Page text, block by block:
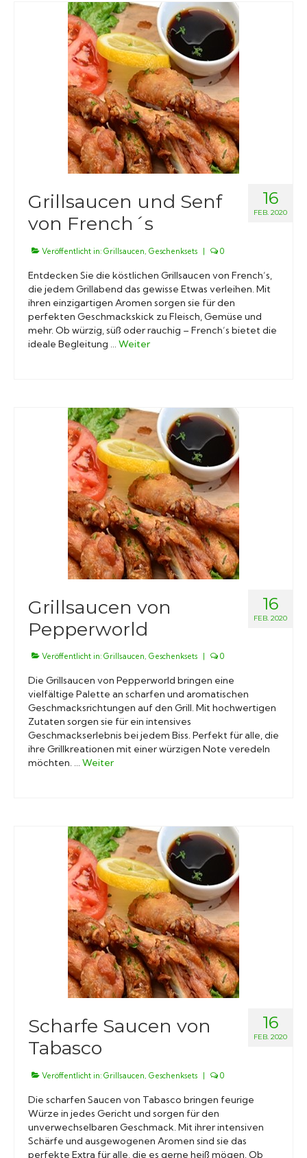
16
FEB. 2020
Grillsaucen und Senf
von French´s
Veröffentlicht in: Grillsaucen, Geschenksets | 0
Entdecken Sie die köstlichen Grillsaucen von French’s,
die jedem Grillabend das gewisse Etwas verleihen. Mit
ihren einzigartigen Aromen sorgen sie für den
perfekten Geschmackskick zu Fleisch, Gemüse und
mehr. Ob würzig, süß oder rauchig – French’s bietet die
ideale Begleitung … Weiter
16
FEB. 2020
Grillsaucen von
Pepperworld
Veröffentlicht in: Grillsaucen, Geschenksets 0
Die Grillsaucen von Pepperworld bringen eine
vielfältige Palette an scharfen und aromatischen
Geschmacksrichtungen auf den Grill. Mit hochwertigen
Zutaten sorgen sie für ein intensives
Geschmackserlebnis bei jedem Biss. Perfekt für alle, die
ihre Grillkreationen mit einer würzigen Note veredeln
möchten. … Weiter
16
FEB. 2020
Scharfe Saucen von
Tabasco
Veröffentlicht in: Grillsaucen, Geschenksets | 0
Die scharfen Saucen von Tabasco bringen feurige
Würze in jedes Gericht und sorgen für den
unverwechselbaren Geschmack. Mit ihrer intensiven
Schärfe und ausgewogenen Aromen sind sie das
perfekte Extra für alle, die es gerne heiß mögen. Ob